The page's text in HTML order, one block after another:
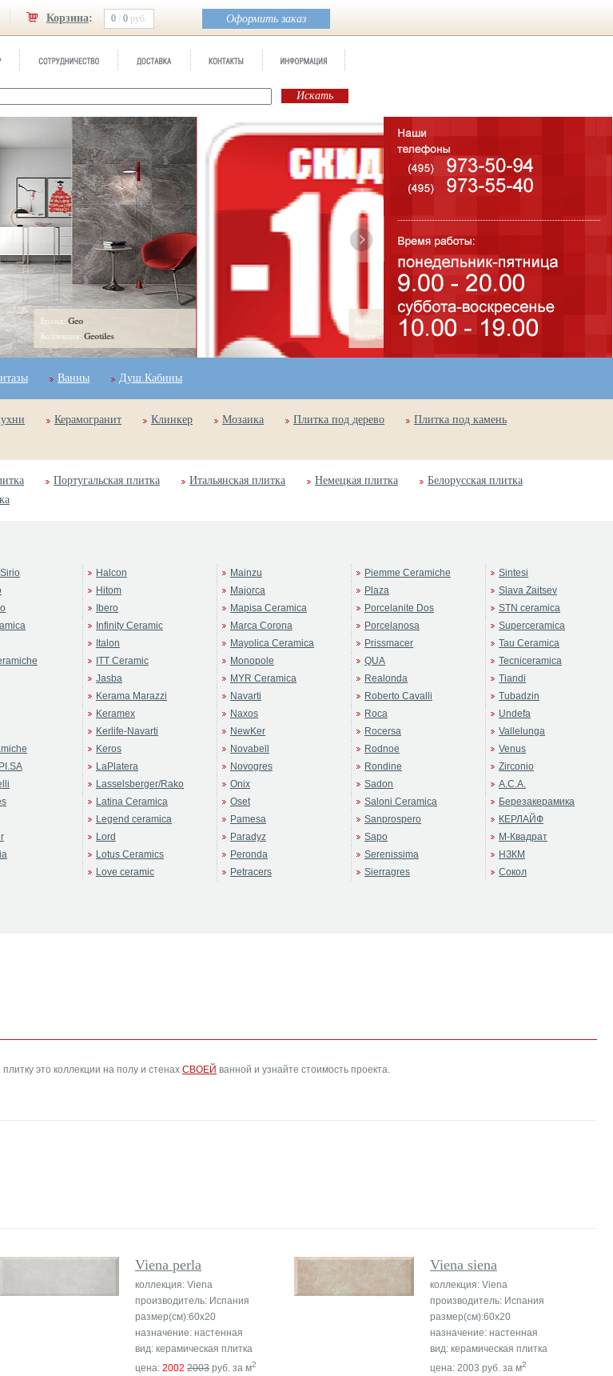
Оформить заказ
Корзина: 0 / 0 руб.
Бренд:Geo
Коллекция:Geotiles
Бренд:
Amento
Коллекция:
Halcon
Ванны Душ.Кабины
Керамогранит Клинкер Мозаика Плитка под дерево
Плитка под камень
Португальская плитка Итальянская плитка Немецкая плитка
Белорусская плитка
Halcon
Hitom
Ibero
Infinity Ceramic
Italon
ITT Ceramic
Jasba
Kerama Marazzi
Keramex
Kerlife-Navarti
Keros
LaPlatera
Lasselsberger/Rako
Latina Ceramica
Legend ceramica
Lord
Lotus Ceramics
Love ceramic
Mainzu
Majorca
Mapisa Ceramica
Marca Corona
Mayolica Ceramica
Monopole
MYR Ceramica
Navarti
Naxos
NewKer
Novabell
Novogres
Onix
Oset
Pamesa
Paradyz
Peronda
Petracers
Piemme Ceramiche
Plaza
Porcelanite Dos
Porcelanosa
Prissmacer
QUA
Realonda
Roberto Cavalli
Roca
Rocersa
Rodnoe
Rondine
Sadon
Saloni Ceramica
Sanprospero
Sapo
Serenissima
Sierragres
Sintesi
Slava Zaitsev
STN ceramica
Superceramica
Tau Ceramica
Tecniceramica
Tiandi
Tubadzin
Undefa
Vallelunga
Venus
Zirconio
А.С.А.
Березакерамика
КЕРЛАЙФ
М-Квадрат
НЗКМ
Сокол
это коллекции на полу и стенах СВОЕЙ ванной и узнайте стоимость проекта.
Viena perla
коллекция: Viena
производитель: Испания
размер(см):60x20
назначение: настенная
вид: керамическая плитка
цена: 2002 2003 руб. за м2
Viena siena
коллекция: Viena
производитель: Испания
размер(см):60x20
назначение: настенная
вид: керамическая плитка
цена: 2003 руб. за м2